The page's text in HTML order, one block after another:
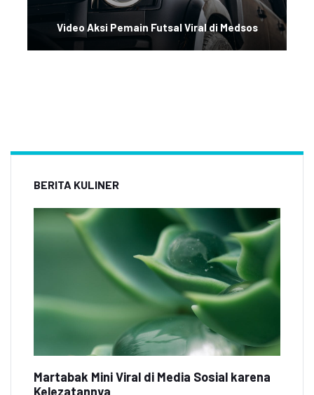
Video Aksi Pemain Futsal Viral di Medsos
BERITA KULINER
Martabak Mini Viral di Media Sosial karena
Kelezatannya